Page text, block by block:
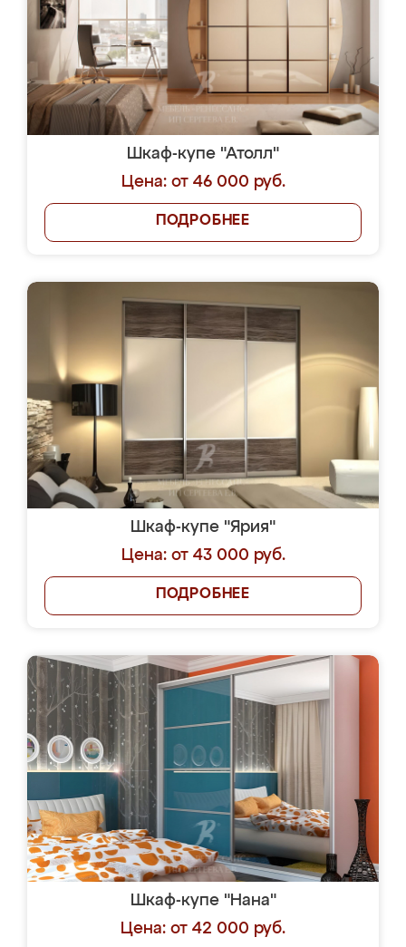
Шкаф-купе "Атолл"
Цена: от 46 000 руб.
ПОДРОБНЕЕ
Шкаф-купе "Ярия"
Цена: от 43 000 руб.
ПОДРОБНЕЕ
Шкаф-купе "Нана"
Цена: от 42 000 руб.